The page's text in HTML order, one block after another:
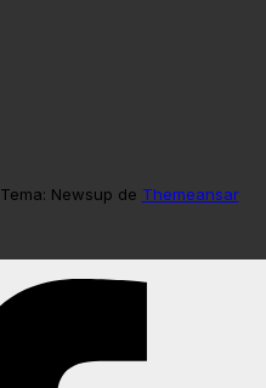
Tema: Newsup de Themeansar